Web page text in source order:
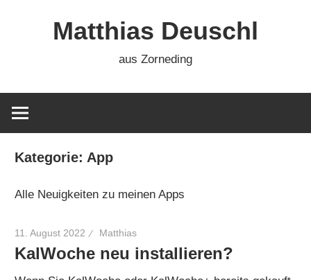
Matthias Deuschl
aus Zorneding
Kategorie: App
Alle Neuigkeiten zu meinen Apps
11. August 2022 Matthias
KalWoche neu installieren?